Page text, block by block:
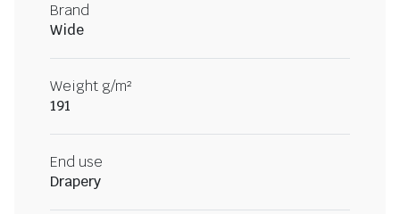
Brand
Wide
Weight g/m²
191
End use
Drapery